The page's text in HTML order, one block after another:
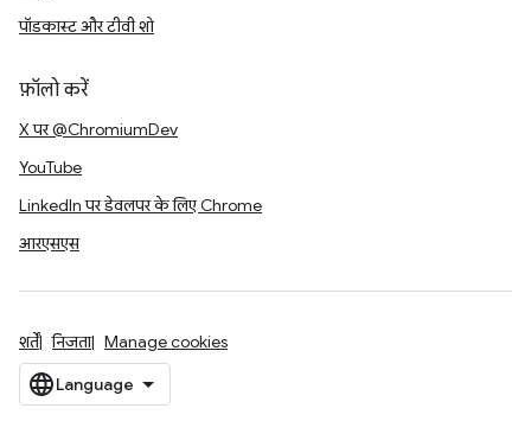
पॉडकास्ट और टीवी शो
फ़ॉलो करें
X पर @ChromiumDev
YouTube
LinkedIn पर डेवलपर के लिए Chrome
आरएसएस
शर्तें निजता Manage cookies